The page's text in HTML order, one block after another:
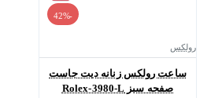
-42%
رولکس
ساعت رولکس زنانه دیت جاست
صفحه سبز Rolex-3980-L